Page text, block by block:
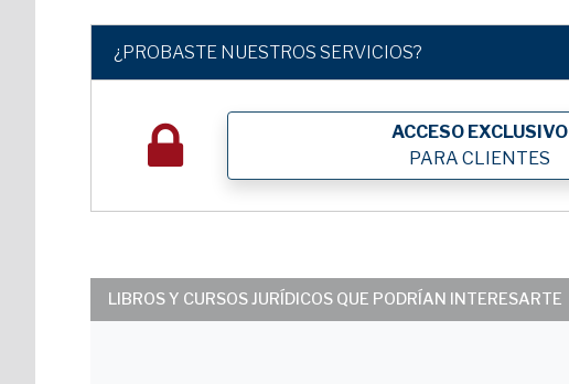
¿PROBASTE NUESTROS SERVICIOS?
ACCESO EXCLUSIVO
PARA CLIENTES
LIBROS Y CURSOS JURÍDICOS QUE PODRÍAN INTERESARTE